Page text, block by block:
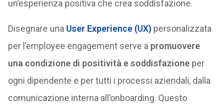
un’esperienza positiva che crea soddisfazione.
Disegnare una User Experience (UX)personalizzata
per l’employee engagement serve a promuovere
una condizione di positività e soddisfazione per
ogni dipendente e per tutti i processi aziendali, dalla
comunicazione interna all’onboarding. Questo